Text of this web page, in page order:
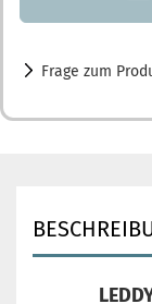
Frage zum